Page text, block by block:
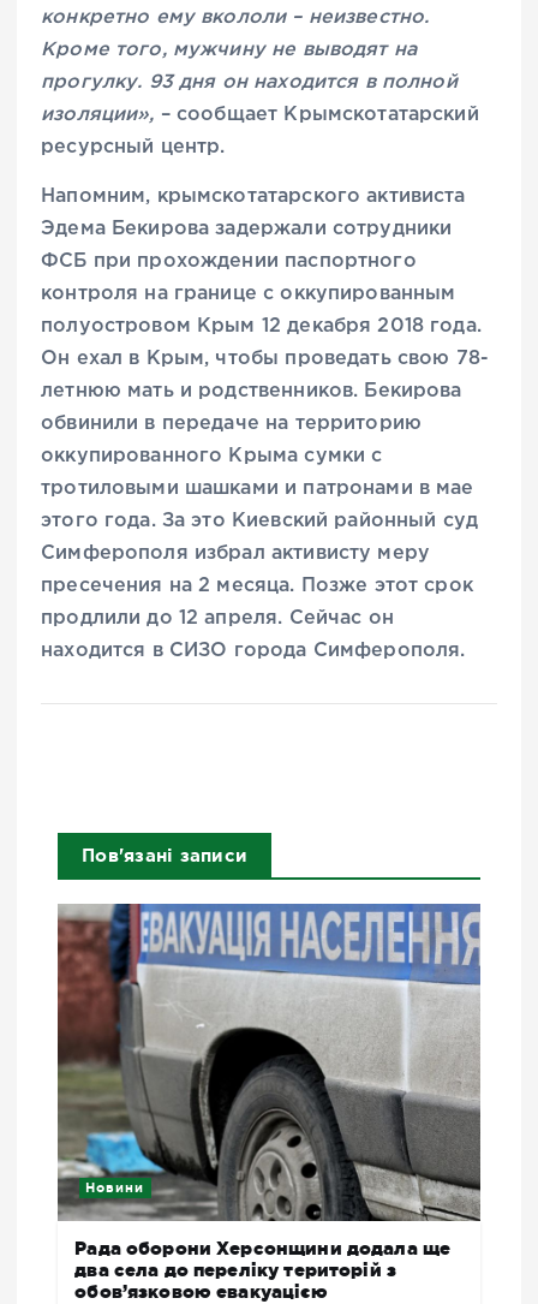
конкретно ему вкололи – неизвестно.
Кроме того, мужчину не выводят на
прогулку. 93 дня он находится в полной
изоляции», – сообщает Крымскотатарский
ресурсный центр.
Напомним, крымскотатарского активиста
Эдема Бекирова задержали сотрудники
ФСБ при прохождении паспортного
контроля на границе с оккупированным
полуостровом Крым 12 декабря 2018 года.
Он ехал в Крым, чтобы проведать свою 78-
летнюю мать и родственников. Бекирова
обвинили в передаче на территорию
оккупированного Крыма сумки с
тротиловыми шашками и патронами в мае
этого года. За это Киевский районный суд
Симферополя избрал активисту меру
пресечения на 2 месяца. Позже этот срок
продлили до 12 апреля. Сейчас он
находится в СИЗО города Симферополя.
Пов'язані записи
Новини
Рада оборони Херсонщини додала ще
два села до переліку територій з
обов’язковою евакуацією